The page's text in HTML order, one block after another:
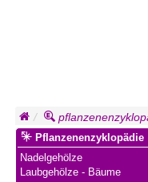
Pflanzenenzyklopädie
Nadelgehölze
Laubgehölze - Bäume